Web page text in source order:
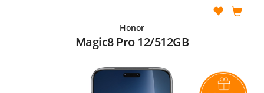
Honor
Magic8 Pro 12/512GB